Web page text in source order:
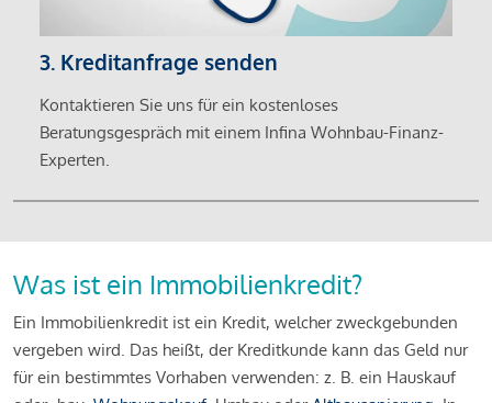
3. Kreditanfrage senden
Kontaktieren Sie uns für ein kostenloses
Beratungsgespräch mit einem Infina Wohnbau-Finanz-
Experten.
Was ist ein Immobilienkredit?
Ein Immobilienkredit ist ein Kredit, welcher zweckgebunden
vergeben wird. Das heißt, der Kreditkunde kann das Geld nur
für ein bestimmtes Vorhaben verwenden: z. B. ein Hauskauf